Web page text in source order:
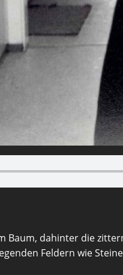
dahinter die
Feldern wie